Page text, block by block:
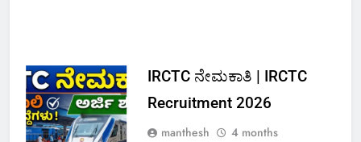
IRCTC ನೇಮಕಾತಿ | IRCTC
Recruitment 2026
manthesh
4 months